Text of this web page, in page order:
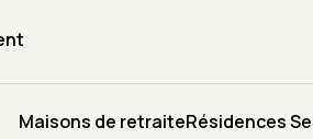
Maisons de retraiteRésidences